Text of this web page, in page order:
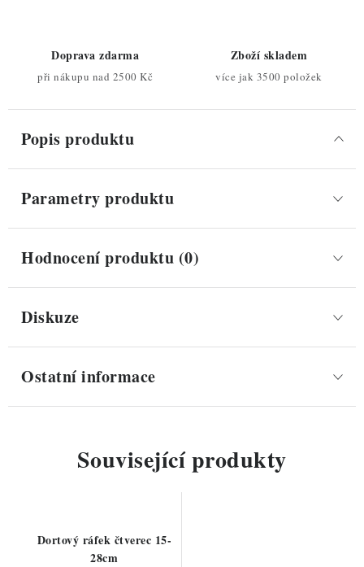
Doprava zdarma
při nákupu nad 2500 Kč
Zboží skladem
více jak 3500 položek
Popis produktu
Parametry produktu
Hodnocení produktu (0)
Diskuze
Ostatní informace
Související produkty
Dortový ráfek čtverec 15-
28cm